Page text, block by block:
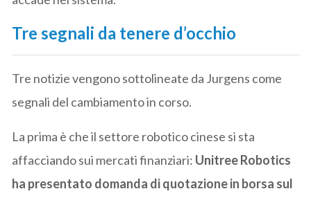
Tre segnali da tenere d’occhio
Tre notizie vengono sottolineate da Jurgens come
segnali del cambiamento in corso.
La prima è che il settore robotico cinese si sta
affacciando sui mercati finanziari: Unitree Robotics
ha presentato domanda di quotazione in borsa sul